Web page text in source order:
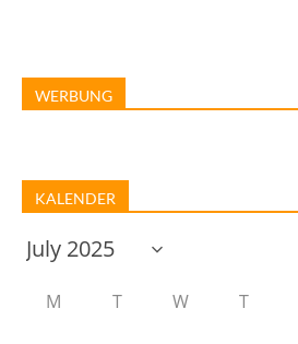
WERBUNG
KALENDER
M T W T